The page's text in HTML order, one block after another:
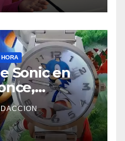
HORA
Sonic en
el que